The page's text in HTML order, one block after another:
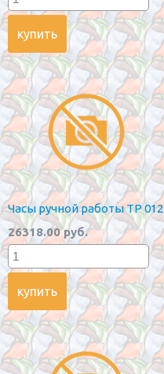
Часы ручной работы TP 012
26318.00 руб.